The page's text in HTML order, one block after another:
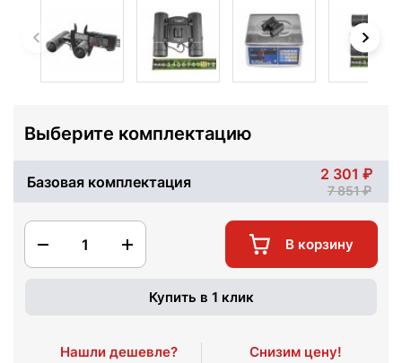
Выберите комплектацию
Базовая комплектация 2 301
7 851
1 В корзину
Купить в 1 клик
Нашли дешевле? Снизим цену!